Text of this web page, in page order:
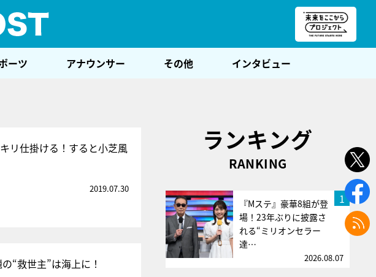
ーツ アナウンサー その他 インタビュー
リ仕掛ける！すると小芝風
2019.07.30
“救世主”は海上に！
ランキング
RANKING
1
『Mステ』豪華8組が登
場！23年ぶりに披露さ
れる“ミリオンセラー
達…
2026.08.07